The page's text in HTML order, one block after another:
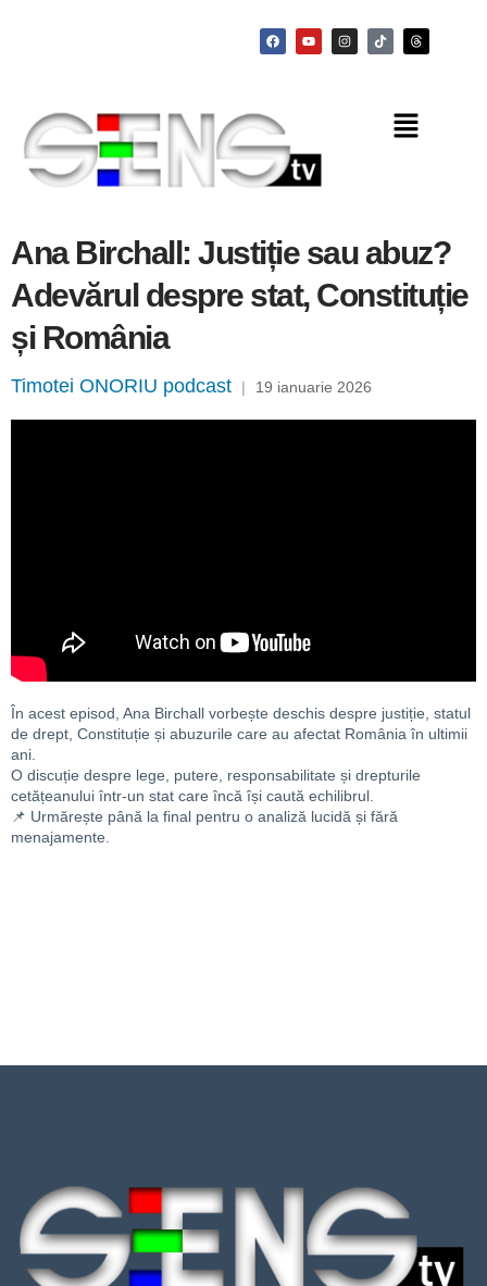
Ana Birchall: Justiție sau abuz?
Adevărul despre stat, Constituție
și România
Timotei ONORIU podcast | 19 ianuarie 2026
În acest episod, Ana Birchall vorbește deschis despre justiție, statul
de drept, Constituție și abuzurile care au afectat România în ultimii
ani.
O discuție despre lege, putere, responsabilitate și drepturile
cetățeanului într-un stat care încă își caută echilibrul.
📌 Urmărește până la final pentru o analiză lucidă și fără
menajamente.